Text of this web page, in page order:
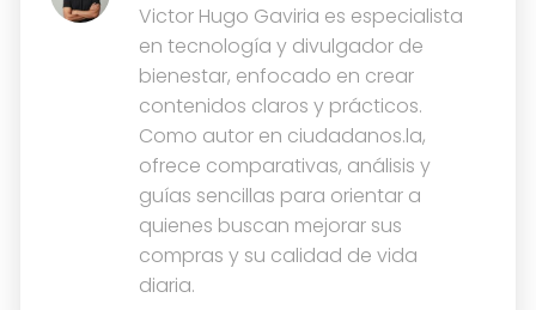
Victor Hugo Gaviria es especialista
en tecnología y divulgador de
bienestar, enfocado en crear
contenidos claros y prácticos.
Como autor en ciudadanos.la,
ofrece comparativas, análisis y
guías sencillas para orientar a
quienes buscan mejorar sus
compras y su calidad de vida
diaria.